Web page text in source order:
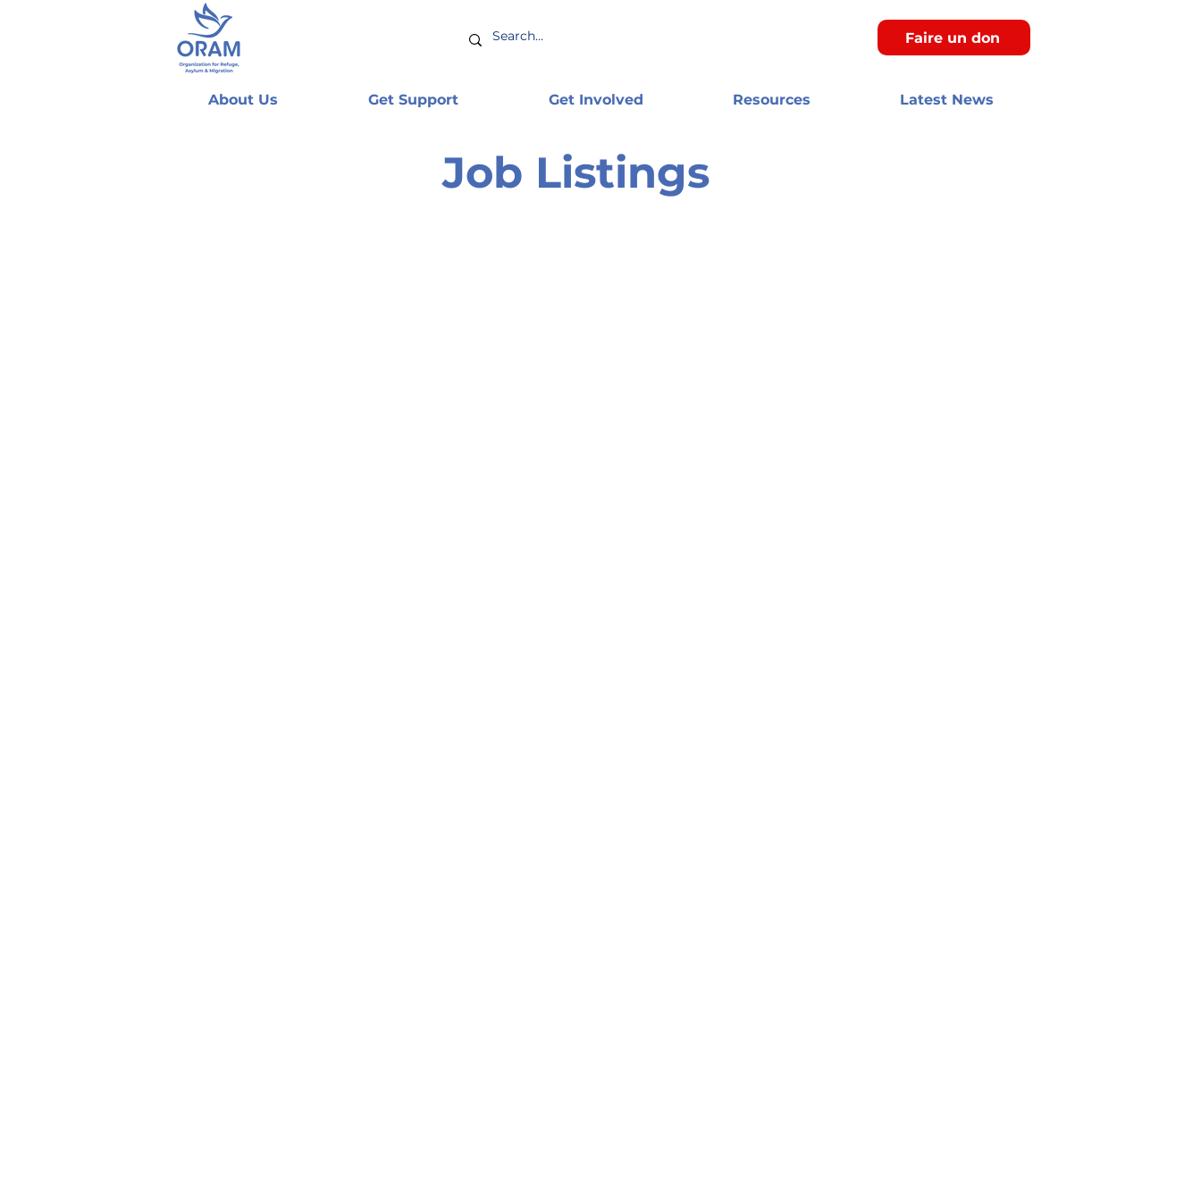
Faire un don
About Us Get Support Get Involved Resources Latest News
Job Listings